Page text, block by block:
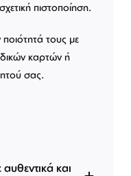
πιστοποίηση.
ποιότητά τους με
καρτών ή
σας.
και